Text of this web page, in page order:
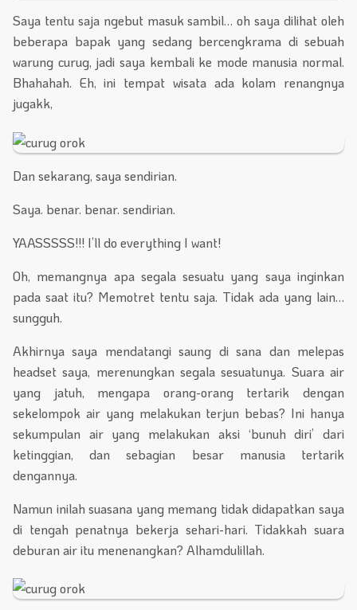
Saya tentu saja ngebut masuk sambil… oh saya dilihat oleh
beberapa bapak yang sedang bercengkrama di sebuah
warung curug, jadi saya kembali ke mode manusia normal.
Bhahahah. Eh, ini tempat wisata ada kolam renangnya
jugakk,
Dan sekarang, saya sendirian.
Saya. benar. benar. sendirian.
YAASSSSS!!! I’ll do everything I want!
Oh, memangnya apa segala sesuatu yang saya inginkan
pada saat itu? Memotret tentu saja. Tidak ada yang lain…
sungguh.
Akhirnya saya mendatangi saung di sana dan melepas
headset saya, merenungkan segala sesuatunya. Suara air
yang jatuh, mengapa orang-orang tertarik dengan
sekelompok air yang melakukan terjun bebas? Ini hanya
sekumpulan air yang melakukan aksi ‘bunuh diri’ dari
ketinggian, dan sebagian besar manusia tertarik
dengannya.
Namun inilah suasana yang memang tidak didapatkan saya
di tengah penatnya bekerja sehari-hari. Tidakkah suara
deburan air itu menenangkan? Alhamdulillah.